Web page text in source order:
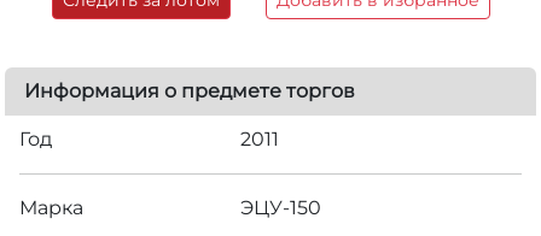
Информация о предмете торгов
Год 2011
Марка ЭЦУ-150